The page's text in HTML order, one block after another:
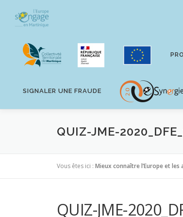
contenu
SIGNALER UNE FRAUDE
QUIZ-JME-
Vous êtes ici : Mieux connaître l’Europe et les
QUIZ-JME-